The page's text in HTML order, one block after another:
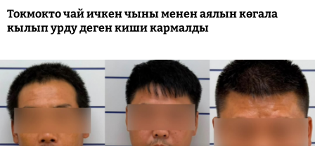
Токмокто чай ичкен чыны менен аялын көгала
кылып урду деген киши кармалды